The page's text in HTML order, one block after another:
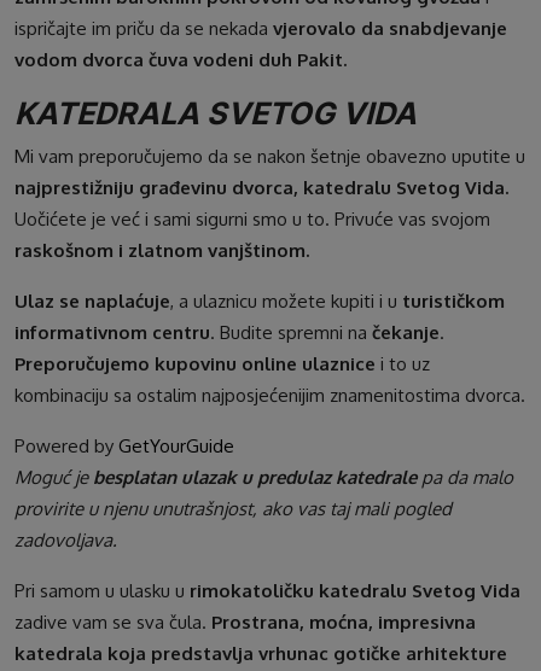
ispričajte im priču da se nekada vjerovalo da snabdjevanje
vodom dvorca čuva vodeni duh Pakit.
KATEDRALA SVETOG VIDA
Mi vam preporučujemo da se nakon šetnje obavezno uputite u
najprestižniju građevinu dvorca, katedralu Svetog Vida.
Uočićete je već i sami sigurni smo u to. Privuće vas svojom
raskošnom i zlatnom vanjštinom.
Ulaz se naplaćuje, a ulaznicu možete kupiti i u turističkom
informativnom centru. Budite spremni na čekanje.
Preporučujemo kupovinu online ulaznice i to uz
kombinaciju sa ostalim najposjećenijim znamenitostima dvorca.
Powered by GetYourGuide
Moguć je besplatan ulazak u predulaz katedralepa da malo
provirite u njenu unutrašnjost, ako vas taj mali pogled
zadovoljava.
Pri samom u ulasku u rimokatoličku katedralu Svetog Vida
zadive vam se sva čula. Prostrana, moćna, impresivna
katedrala koja predstavlja vrhunac gotičke arhitekture